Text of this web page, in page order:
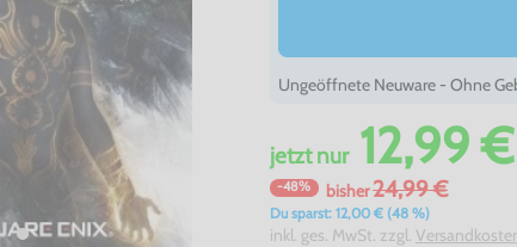
Ungeöffnete Neuware - Ohne
jetztnur12,99 €
-48% bisher24,99 €
Du sparst: 12,00 € (48 %)
inkl. ges. MwSt. zzgl.